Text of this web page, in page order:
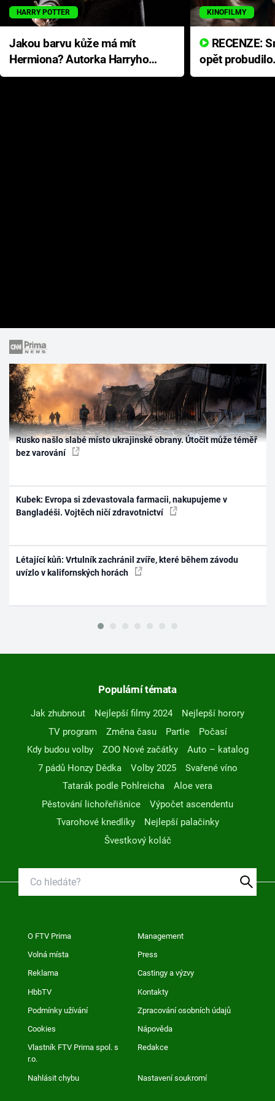
HARRY POTTER
Jakou barvu kůže má mít
Hermiona? Autorka Harryho
Pottera přišla s ráznou
KINOFILMY
opět
přichází s
Rusko našlo slabé místo ukrajinské obrany. Útočit může téměř
bez varování
Kubek: Evropa si zdevastovala farmacii, nakupujeme v
Bangladéši. Vojtěch ničí zdravotnictví
Létající kůň: Vrtulník zachránil zvíře, které během závodu
uvízlo v kalifornských horách
Populární témata
Jak zhubnout Nejlepší filmy 2024
Nejlepší horory
TV program
Změna času Partie
Počasí
Kdy budou volby
ZOO Nové začátky
Auto – katalog
7 pádů Honzy Dědka
Volby 2025
Svařené víno
Tatarák podle Pohlreicha
Aloe vera
Pěstování lichořeřišnice
Výpočet ascendentu
Tvarohové knedlíky
Nejlepší palačinky
Švestkový koláč
O FTV Prima Management
Volná místa Press
Reklama Castingy a výzvy
HbbTV Kontakty
Podmínky užívání Zpracování osobních údajů
Cookies Nápověda
Vlastník FTV Prima spol. s
r.o.
Redakce
Nahlásit chybu Nastavení soukromí